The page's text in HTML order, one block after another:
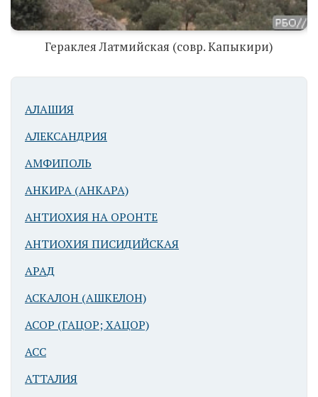
Гераклея
Латмийская
(совр.
Латмийская
(совр.
Гераклея Латмийская (совр. Капыкири)
АЛАШИЯ
АЛЕКСАНДРИЯ
АМФИПОЛЬ
АНКИРА (АНКАРА)
АНТИОХИЯ НА ОРОНТЕ
АНТИОХИЯ ПИСИДИЙСКАЯ
АРАД
АСКАЛОН (АШКЕЛОН)
АСОР (ГАЦОР; ХАЦОР)
АСС
АТТАЛИЯ